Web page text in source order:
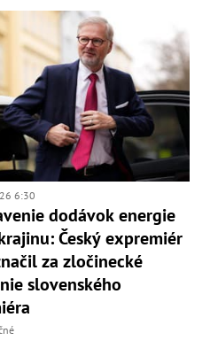
6:30
dodávok energie
Český expremiér
za zločinecké
slovenského